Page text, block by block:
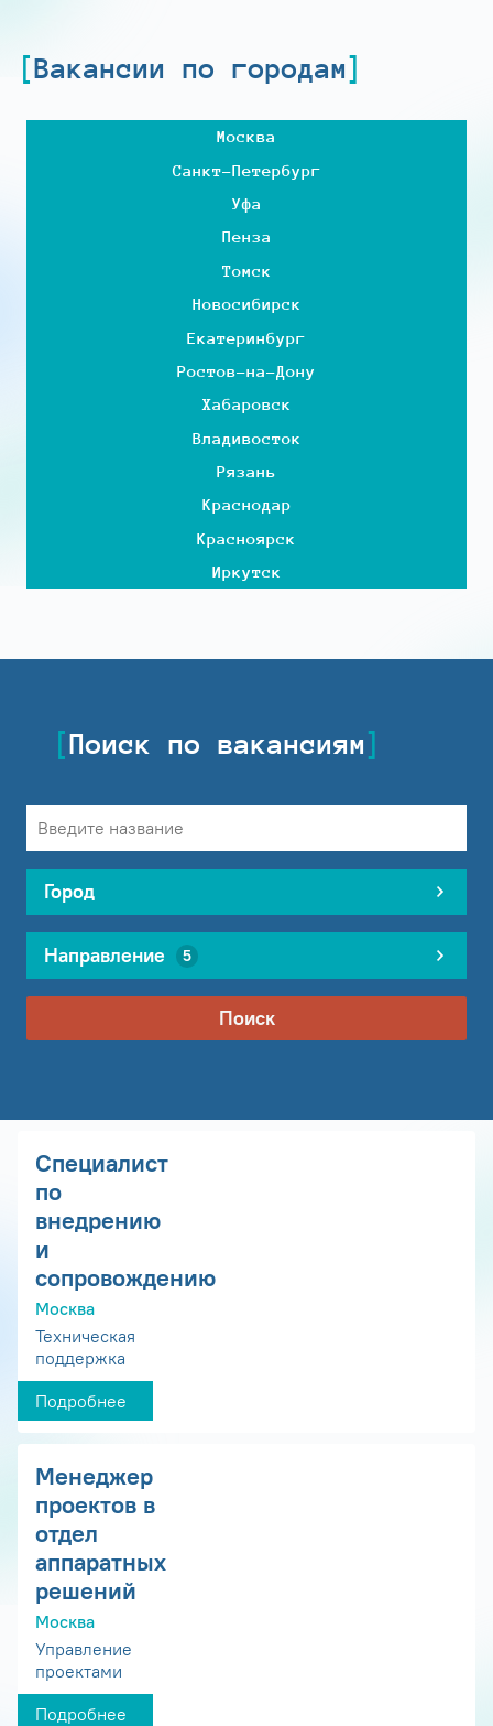
Вакансии по городам
Москва
Санкт-Петербург
Уфа
Пенза
Томск
Новосибирск
Екатеринбург
Ростов-на-Дону
Хабаровск
Владивосток
Рязань
Краснодар
Красноярск
Иркутск
Поиск по вакансиям
Город
Направление 5
Поиск
Специалист
по
внедрению
и
сопровождению
Москва
Техническая
поддержка
Подробнее
Менеджер
проектов в
отдел
аппаратных
решений
Москва
Управление
проектами
Подробнее